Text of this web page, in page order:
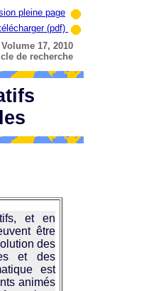
pleine page
(pdf)
Volume 17, 2010
de recherche
et en
être
des
et des
est
animés